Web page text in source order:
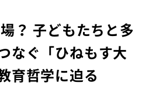
？ 子どもたちと多
なぐ「ひねもす大
育哲学に迫る